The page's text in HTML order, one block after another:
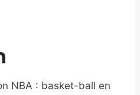
NBA : basket-ball en